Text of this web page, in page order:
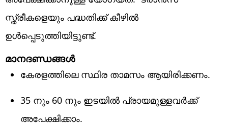
സ്ത്രീകളെയും പദ്ധതിക്ക് കീഴിൽ
ഉൾപ്പെടുത്തിയിട്ടുണ്ട്.
മാനദണ്ഡങ്ങൾ
കേരളത്തിലെ സ്ഥിര താമസം ആയിരിക്കണം.
35 നും 60 നും ഇടയില്‍ പ്രായമുള്ളവര്‍ക്ക്
അപേക്ഷിക്കാം.